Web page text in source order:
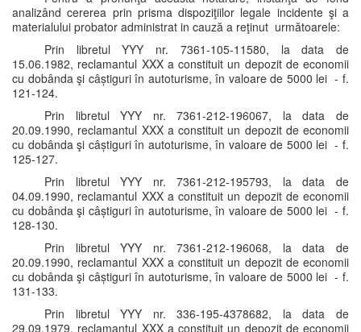
analizând cererea prin prisma dispoziţiilor legale incidente şi a
materialului probator administrat in cauză a reţinut următoarele:
Prin libretul YYY nr. 7361-105-11580, la data de
15.06.1982, reclamantul XXX a constituit un depozit de economii
cu dobânda şi câștiguri în autoturisme, în valoare de 5000 lei - f.
121-124.
Prin libretul YYY nr. 7361-212-196067, la data de
20.09.1990, reclamantul XXX a constituit un depozit de economii
cu dobânda şi câștiguri în autoturisme, în valoare de 5000 lei - f.
125-127.
Prin libretul YYY nr. 7361-212-195793, la data de
04.09.1990, reclamantul XXX a constituit un depozit de economii
cu dobânda şi câștiguri în autoturisme, în valoare de 5000 lei - f.
128-130.
Prin libretul YYY nr. 7361-212-196068, la data de
20.09.1990, reclamantul XXX a constituit un depozit de economii
cu dobânda şi câștiguri în autoturisme, în valoare de 5000 lei - f.
131-133.
Prin libretul YYY nr. 336-195-4378682, la data de
29.09.1979, reclamantul XXX a constituit un depozit de economii